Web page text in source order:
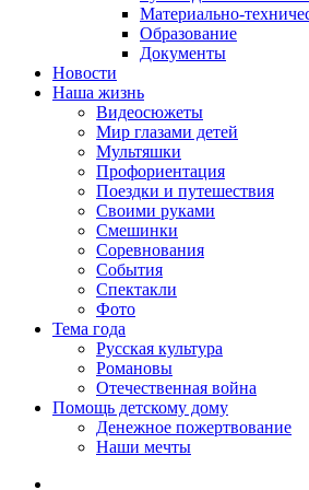
Материально-
Образование
Документы
Новости
Наша жизнь
Видеосюжеты
Мир глазами детей
Мультяшки
Профориентация
Поездки и путешествия
Своими руками
Смешинки
Соревнования
События
Спектакли
Фото
Тема года
Русская культура
Романовы
Отечественная война
Помощь детскому дому
Денежное пожертвование
Наши мечты